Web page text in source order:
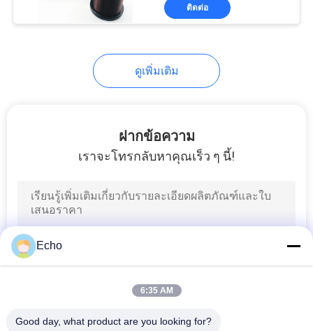
วอยซ์คอยล์ลวด
ตัวกรองสายไฟ
17
ติดต่อ
ดูเพิ่มเติม
ฝากข้อความ
เราจะโทรกลับหาคุณเร็ว ๆ นี้!
Echo
6:35 AM
Good day, what product are you looking for?